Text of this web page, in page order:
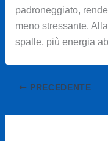
padroneggiato,
meno stressante.
spalle, più energia
PRECEDENTE